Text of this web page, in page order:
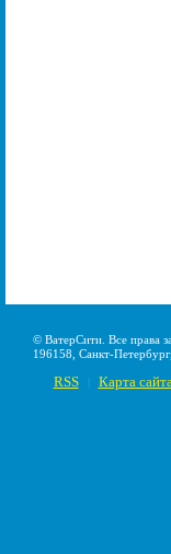
© ВатерСити. Все права
196158, Санкт-
RSS Карта